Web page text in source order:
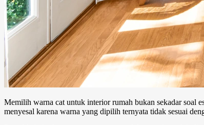
Memilih warna cat untuk interior rumah bukan sekadar soal
menyesal karena warna yang dipilih ternyata tidak sesuai